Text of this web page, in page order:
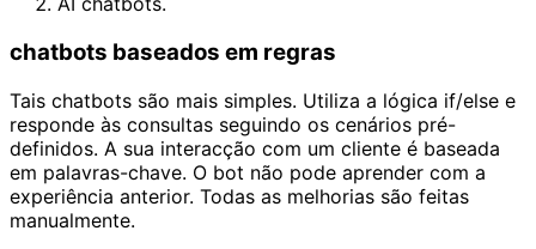
chatbots baseados em regras
Tais chatbots são mais simples. Utiliza a lógica if/else e
responde às consultas seguindo os cenários pré-
definidos. A sua interacção com um cliente é baseada
em palavras-chave. O bot não pode aprender com a
experiência anterior. Todas as melhorias são feitas
manualmente.